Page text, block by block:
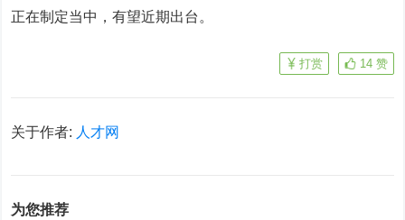
正在制定当中，有望近期出台。
14 赞
打赏
关于作者: 人才网
为您推荐